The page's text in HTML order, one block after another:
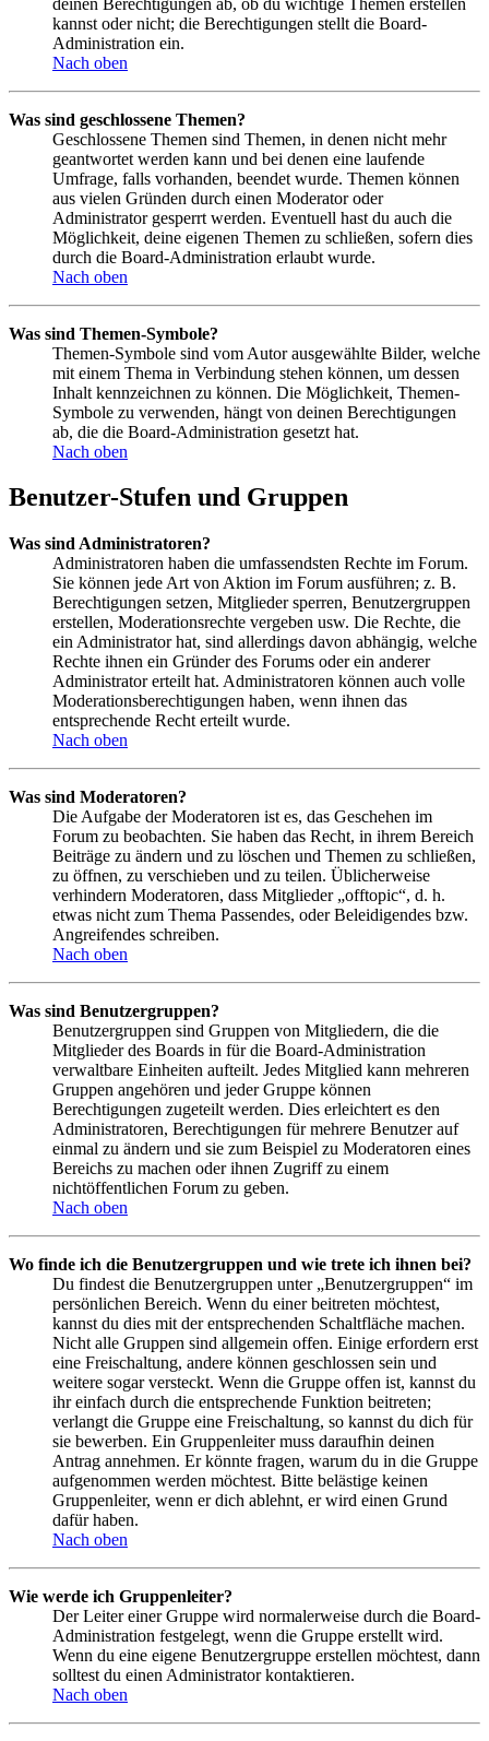
kannst oder nicht; die Berechtigungen stellt die Board-
Administration ein.
Nach oben
Was sind geschlossene Themen?
Geschlossene Themen sind Themen, in denen nicht mehr
geantwortet werden kann und bei denen eine laufende
Umfrage, falls vorhanden, beendet wurde. Themen können
aus vielen Gründen durch einen Moderator oder
Administrator gesperrt werden. Eventuell hast du auch die
Möglichkeit, deine eigenen Themen zu schließen, sofern dies
durch die Board-Administration erlaubt wurde.
Nach oben
Was sind Themen-Symbole?
Themen-Symbole sind vom Autor ausgewählte Bilder, welche
mit einem Thema in Verbindung stehen können, um dessen
Inhalt kennzeichnen zu können. Die Möglichkeit, Themen-
Symbole zu verwenden, hängt von deinen Berechtigungen
ab, die die Board-Administration gesetzt hat.
Nach oben
Benutzer-Stufen und Gruppen
Was sind Administratoren?
Administratoren haben die umfassendsten Rechte im Forum.
Sie können jede Art von Aktion im Forum ausführen; z. B.
Berechtigungen setzen, Mitglieder sperren, Benutzergruppen
erstellen, Moderationsrechte vergeben usw. Die Rechte, die
ein Administrator hat, sind allerdings davon abhängig, welche
Rechte ihnen ein Gründer des Forums oder ein anderer
Administrator erteilt hat. Administratoren können auch volle
Moderationsberechtigungen haben, wenn ihnen das
entsprechende Recht erteilt wurde.
Nach oben
Was sind Moderatoren?
Die Aufgabe der Moderatoren ist es, das Geschehen im
Forum zu beobachten. Sie haben das Recht, in ihrem Bereich
Beiträge zu ändern und zu löschen und Themen zu schließen,
zu öffnen, zu verschieben und zu teilen. Üblicherweise
verhindern Moderatoren, dass Mitglieder „offtopic“, d. h.
etwas nicht zum Thema Passendes, oder Beleidigendes bzw.
Angreifendes schreiben.
Nach oben
Was sind Benutzergruppen?
Benutzergruppen sind Gruppen von Mitgliedern, die die
Mitglieder des Boards in für die Board-Administration
verwaltbare Einheiten aufteilt. Jedes Mitglied kann mehreren
Gruppen angehören und jeder Gruppe können
Berechtigungen zugeteilt werden. Dies erleichtert es den
Administratoren, Berechtigungen für mehrere Benutzer auf
einmal zu ändern und sie zum Beispiel zu Moderatoren eines
Bereichs zu machen oder ihnen Zugriff zu einem
nichtöffentlichen Forum zu geben.
Nach oben
Wo finde ich die Benutzergruppen und wie trete ich ihnen bei?
Du findest die Benutzergruppen unter „Benutzergruppen“ im
persönlichen Bereich. Wenn du einer beitreten möchtest,
kannst du dies mit der entsprechenden Schaltfläche machen.
Nicht alle Gruppen sind allgemein offen. Einige erfordern erst
eine Freischaltung, andere können geschlossen sein und
weitere sogar versteckt. Wenn die Gruppe offen ist, kannst du
ihr einfach durch die entsprechende Funktion beitreten;
verlangt die Gruppe eine Freischaltung, so kannst du dich für
sie bewerben. Ein Gruppenleiter muss daraufhin deinen
Antrag annehmen. Er könnte fragen, warum du in die Gruppe
aufgenommen werden möchtest. Bitte belästige keinen
Gruppenleiter, wenn er dich ablehnt, er wird einen Grund
dafür haben.
Nach oben
Wie werde ich Gruppenleiter?
Der Leiter einer Gruppe wird normalerweise durch die Board-
Administration festgelegt, wenn die Gruppe erstellt wird.
Wenn du eine eigene Benutzergruppe erstellen möchtest, dann
solltest du einen Administrator kontaktieren.
Nach oben